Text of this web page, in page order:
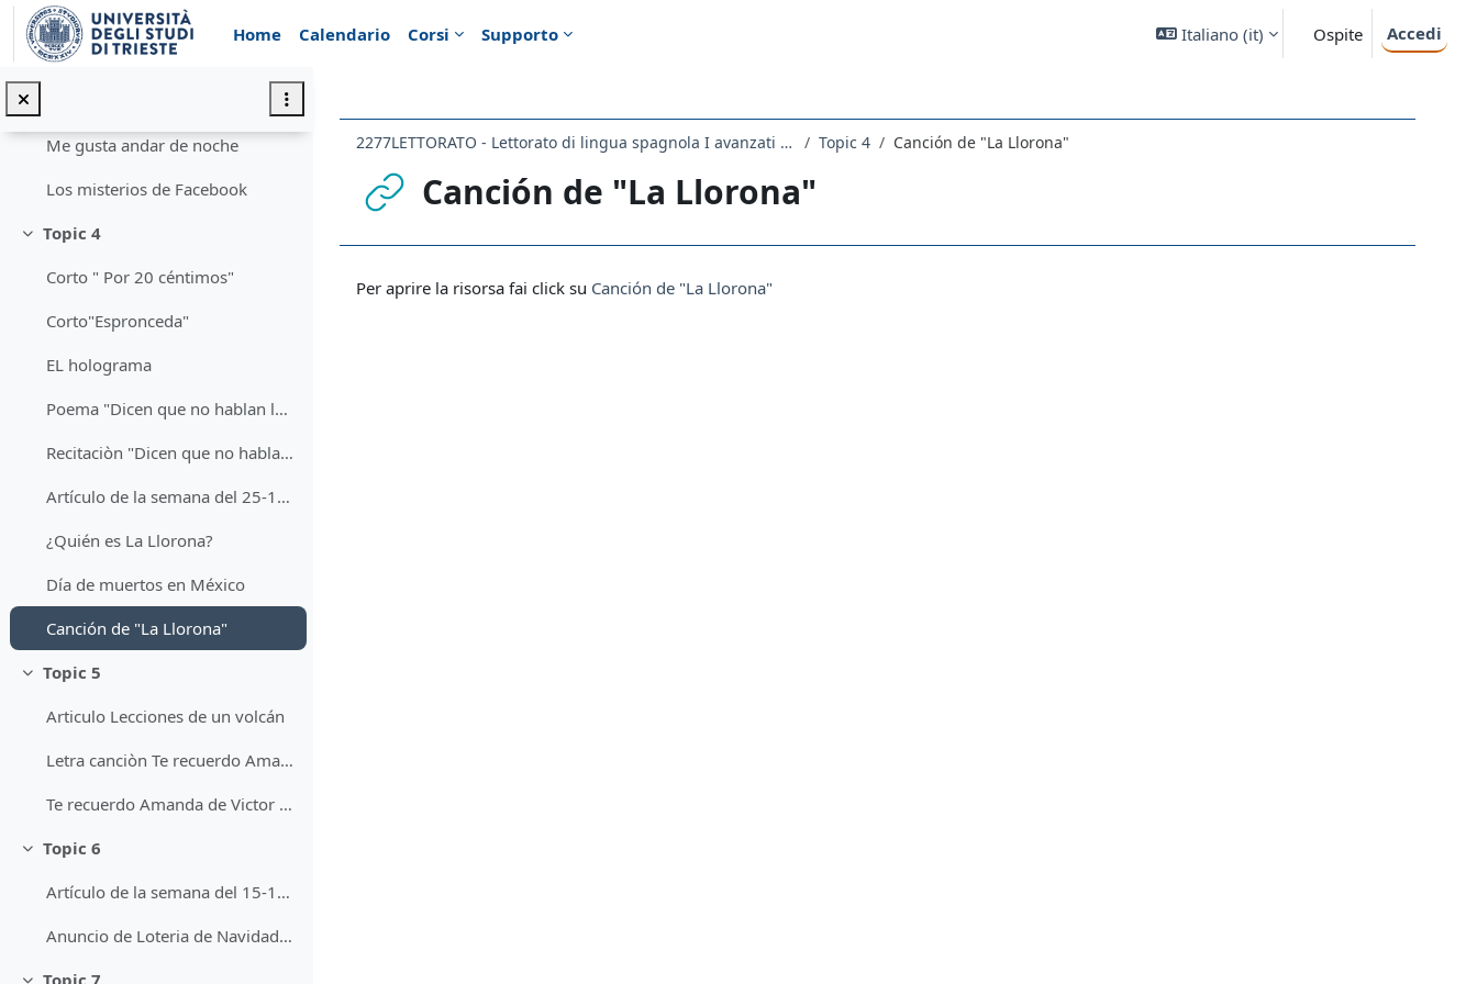
Vai al contenuto principale
Home
Calendario Corsi Supporto Italiano ‎(it)‎ Ospite Accedi
Poema de García Lorca
"La muchacha dorada" de Garcia Lorca
Me gusta andar de noche
Los misterios de Facebook
Minimizza
Topic 4
Corto " Por 20 céntimos"
Corto"Espronceda"
EL holograma
Poema "Dicen que no hablan las plantas"
Recitaciòn "Dicen que no hablan las plantas"
Artículo de la semana del 25-10-21 al 29-10-21
¿Quién es La Llorona?
Día de muertos en México
Canción de "La Llorona"
Minimizza
Topic 5
Articulo Lecciones de un volcán
Letra canciòn Te recuerdo Amanda
Te recuerdo Amanda de Victor Jara
Minimizza
Topic 6
Artículo de la semana del 15-11-21 al 19-11-21
Anuncio de Loteria de Navidad 2023
2277LETTORATO - Lettorato di lingua spagnola I avanzati 2021 Topic 4 Canción de "La Llorona"
Canción de "La Llorona"
Per aprire la risorsa fai click su Canción de "La Llorona"